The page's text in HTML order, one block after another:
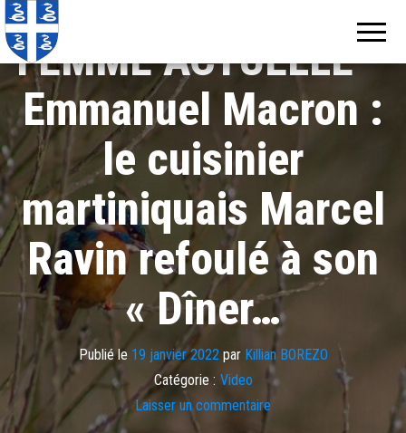
FEMME ACTUELLE –
Emmanuel Macron :
le cuisinier
martiniquais Marcel
Ravin refoulé à son
« Dîner…
Publié le 19 janvier 2022 par Killian BOREZO
Catégorie : Video
Laisser un commentaire